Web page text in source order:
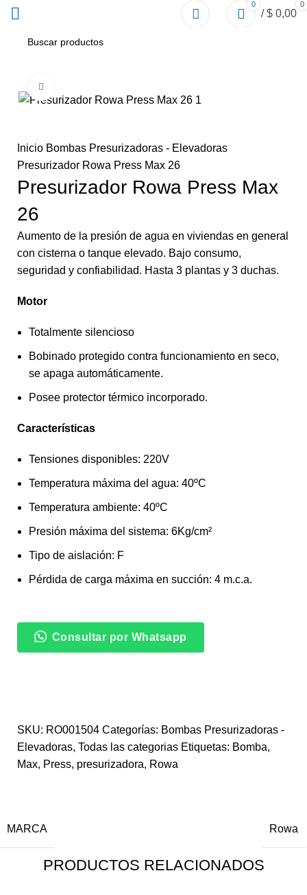
0 0
/ $ 0,00
Inicio Bombas Presurizadoras - Elevadoras
Presurizador Rowa Press Max 26
Presurizador Rowa Press Max
26
Aumento de la presión de agua en viviendas en general
con cisterna o tanque elevado. Bajo consumo,
seguridad y confiabilidad. Hasta 3 plantas y 3 duchas.
Motor
Totalmente silencioso
Bobinado protegido contra funcionamiento en seco,
se apaga automáticamente.
Posee protector térmico incorporado.
Características
Tensiones disponibles: 220V
Temperatura máxima del agua: 40ºC
Temperatura ambiente: 40ºC
Presión máxima del sistema: 6Kg/cm²
Tipo de aislación: F
Pérdida de carga máxima en succión: 4 m.c.a.
Consultar por Whatsapp
SKU: RO001504 Categorías: Bombas Presurizadoras -
Elevadoras, Todas las categorias Etiquetas: Bomba,
Max, Press, presurizadora, Rowa
MARCA Rowa
PRODUCTOS RELACIONADOS